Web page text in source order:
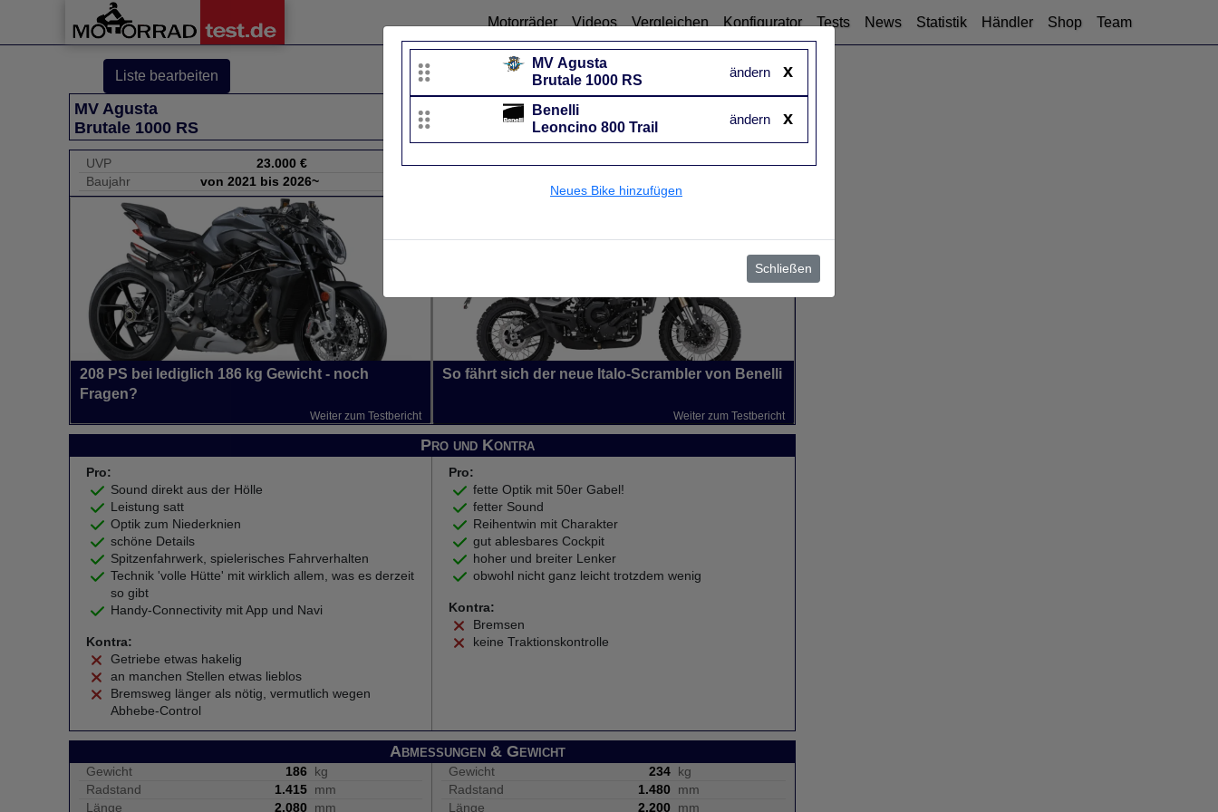
Motorräder Videos Vergleichen Konfigurator Tests News Statistik Händler Shop Team
Liste bearbeiten
MV Agusta
Brutale 1000 RS
Leoncino 800 Trail
UVP
23.000 €
Baujahr
von 2021 bis 2026~
UVP
8.369 €
208 PS bei lediglich 186 kg Gewicht - noch
Fragen?
Weiter zum Testbericht
So fährt sich der neue Italo-Scrambler von Benelli
Weiter zum Testbericht
Pro und Kontra
Pro:
Sound direkt aus der Hölle
Leistung satt
Optik zum Niederknien
schöne Details
Spitzenfahrwerk, spielerisches Fahrverhalten
Technik 'volle Hütte' mit wirklich allem, was es derzeit
so gibt
Handy-Connectivity mit App und Navi
Kontra:
Getriebe etwas hakelig
an manchen Stellen etwas lieblos
Bremsweg länger als nötig, vermutlich wegen
Abhebe-Control
Pro:
fette Optik mit 50er Gabel!
fetter Sound
Reihentwin mit Charakter
gut ablesbares Cockpit
hoher und breiter Lenker
obwohl nicht ganz leicht trotzdem wenig
Kontra:
Bremsen
keine Traktionskontrolle
Abmessungen & Gewicht
Gewicht 186 kg
Radstand
1.415 mm
Länge
2.080 mm
Gewicht 234 kg
Radstand
1.480
mm
Länge
2.200 mm
x
MV Agusta
Brutale 1000 RS
ändern
x
Benelli
Leoncino 800 Trail
ändern
Neues Bike hinzufügen
Schließen